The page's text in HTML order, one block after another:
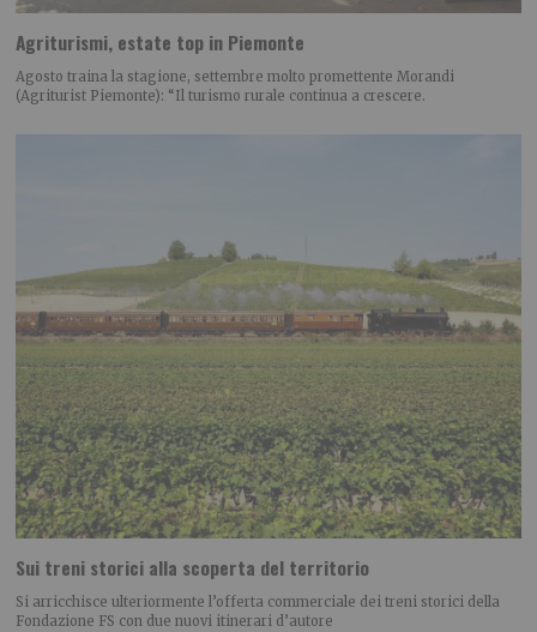
Agriturismi, estate top in Piemonte
Agosto traina la stagione, settembre molto promettente Morandi
(Agriturist Piemonte): “Il turismo rurale continua a crescere.
Sui treni storici alla scoperta del territorio
Si arricchisce ulteriormente l’offerta commerciale dei treni storici della
Fondazione FS con due nuovi itinerari d’autore